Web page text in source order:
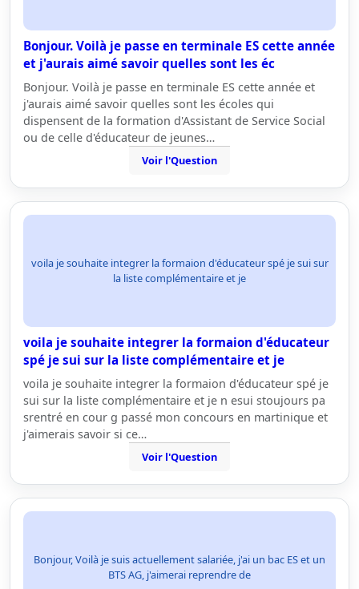
Bonjour. Voilà je passe en terminale ES cette année
et j'aurais aimé savoir quelles sont les éc
Bonjour. Voilà je passe en terminale ES cette année et
j'aurais aimé savoir quelles sont les écoles qui
dispensent de la formation d'Assistant de Service Social
ou de celle d'éducateur de jeunes…
Voir l'Question
voila je souhaite integrer la formaion d'éducateur spé je sui sur
la liste complémentaire et je
voila je souhaite integrer la formaion d'éducateur
spé je sui sur la liste complémentaire et je
voila je souhaite integrer la formaion d'éducateur spé je
sui sur la liste complémentaire et je n esui stoujours pa
srentré en cour g passé mon concours en martinique et
j'aimerais savoir si ce…
Voir l'Question
Bonjour, Voilà je suis actuellement salariée, j'ai un bac ES et un
BTS AG, j'aimerai reprendre de